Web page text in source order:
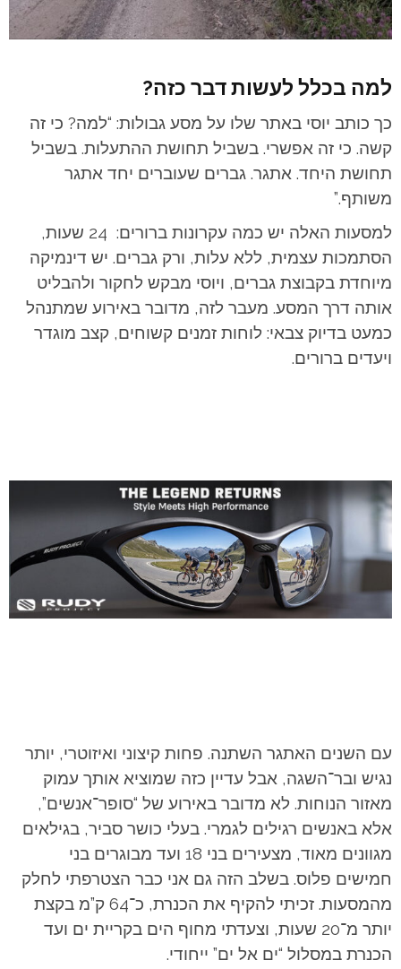
למה בכלל לעשות דבר כזה?
כך כותב יוסי באתר שלו על מסע גבולות: “למה? כי זה
קשה. כי זה אפשרי. בשביל תחושת ההתעלות. בשביל
תחושת היחד. אתגר. גברים שעוברים יחד אתגר
משותף.”
למסעות האלה יש כמה עקרונות ברורים: 24 שעות,
הסתמכות עצמית, ללא עלות, ורק גברים. יש דינמיקה
מיוחדת בקבוצת גברים, ויוסי מבקש לחקור ולהבליט
אותה דרך המסע. מעבר לזה, מדובר באירוע שמתנהל
כמעט בדיוק צבאי: לוחות זמנים קשוחים, קצב מוגדר
ויעדים ברורים.
עם השנים האתגר השתנה. פחות קיצוני ואיזוטרי, יותר
נגיש ובר־השגה, אבל עדיין כזה שמוציא אותך עמוק
מאזור הנוחות. לא מדובר באירוע של “סופר־אנשים”,
אלא באנשים רגילים לגמרי. בעלי כושר סביר, בגילאים
מגוונים מאוד, מצעירים בני 18 ועד מבוגרים בני
חמישים פלוס. בשלב הזה גם אני כבר הצטרפתי לחלק
מהמסעות. זכיתי להקיף את הכנרת, כ־64 ק”מ בקצת
יותר מ־20 שעות, וצעדתי מחוף הים בקריית ים ועד
הכנרת במסלול “ים אל ים” ייחודי.